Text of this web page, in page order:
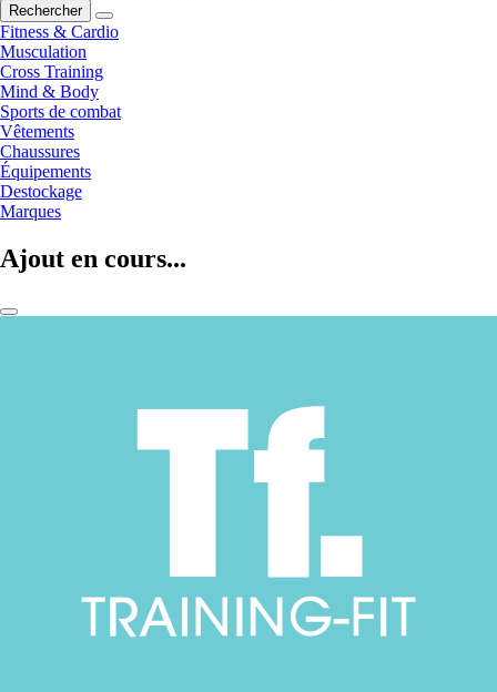
Rechercher
Fitness & Cardio
Musculation
Cross Training
Mind & Body
Sports de combat
Vêtements
Chaussures
Équipements
Destockage
Marques
Ajout en cours...